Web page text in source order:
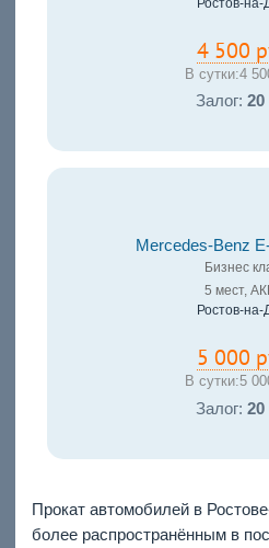
4 500
В сутки:4
Залог: 20
Mercedes-Benz
Бизнес
5 мест,
Ростов-на-
5 000
В сутки:5
Залог: 20
Прокат автомобилей в
более распространённым в